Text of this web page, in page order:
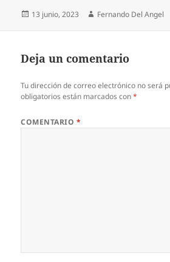
Publicado
13 junio, 2023 Autor
Fernando Del Angel
Deja un comentario
Tu dirección de correo electrónico no será
obligatorios están marcados con*
COMENTARIO *